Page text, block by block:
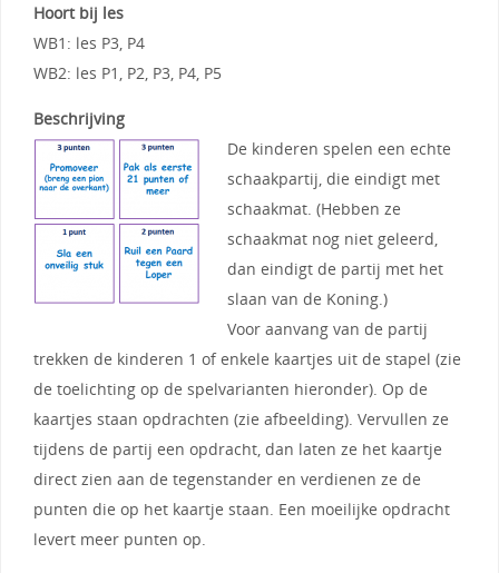
Hoort bij les
WB1: les P3, P4
WB2: les P1, P2, P3, P4, P5
Beschrijving
De kinderen spelen een echte
schaakpartij, die eindigt met
schaakmat. (Hebben ze
schaakmat nog niet geleerd,
dan eindigt de partij met het
slaan van de Koning.)
Voor aanvang van de partij
trekken de kinderen 1 of enkele kaartjes uit de stapel (zie
de toelichting op de spelvarianten hieronder). Op de
kaartjes staan opdrachten (zie afbeelding). Vervullen ze
tijdens de partij een opdracht, dan laten ze het kaartje
direct zien aan de tegenstander en verdienen ze de
punten die op het kaartje staan. Een moeilijke opdracht
levert meer punten op.